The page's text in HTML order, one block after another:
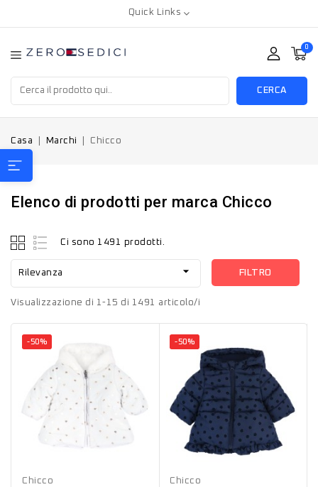
Quick Links
0
CERCA
Casa Marchi Chicco
Elenco di prodotti per marca Chicco
Ci sono 1491 prodotti.
Rilevanza  FILTRO
Visualizzazione di 1-15 di 1491 articolo/i
-50%
Chicco
-50%
Chicco